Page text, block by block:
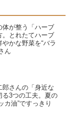
体が整う「ハーブ
。とれたてハーブ
かな野菜を“バラ
ん
郎さんの「身近な
る3つの工夫。夏の
カ油”ですっきり